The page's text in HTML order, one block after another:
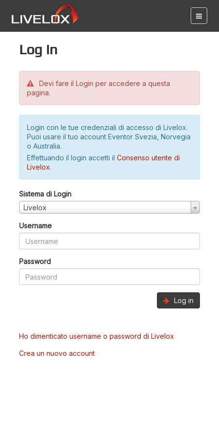
Log in
Devi fare il Login per accedere a questa
pagina.
Login con le tue credenziali di accesso di Livelox.
Puoi usare il tuo account Eventor Svezia, Norvegia
o Australia.
Effettuando il login accetti il Consenso utente di
Livelox.
Sistema di Login
Livelox
Username
Password
Log in
Ho dimenticato username o password di Livelox
Crea un nuovo account